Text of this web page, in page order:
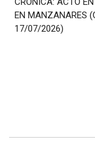
EN MANZANARES
17/07/2026)